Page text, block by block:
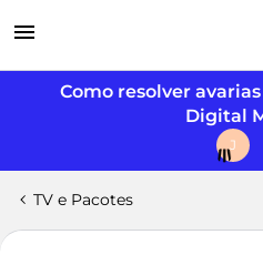
Como resolver
Digital
J
TV e Pacotes